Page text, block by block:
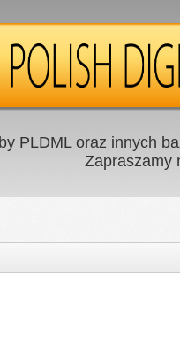
PLDML oraz innych
Zapraszamy